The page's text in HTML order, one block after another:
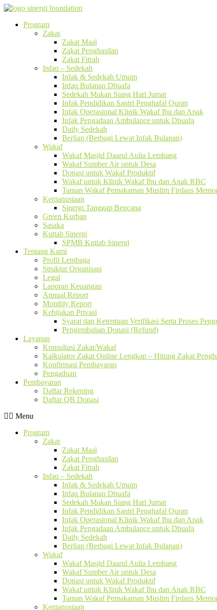
Program
Zakat
Zakat Maal
Zakat Penghasilan
Zakat Fitrah
Infaq – Sedekah
Infak & Sedekah Umum
Infaq Bulanan Dhuafa
Sedekah Makan Siang Hari Jumat
Infak Pendidikan Santri Penghafal Quran
Infak Operasional Klinik Wakaf Ibu dan Anak
Infak Pengadaan Ambulance untuk Dhuafa
Daily Sedekah
Berlian (Berbagi Lewat Infak Bulanan)
Wakaf
Wakaf Masjid Daarul Aulia Lembang
Wakaf Sumber Air untuk Desa
Donasi untuk Wakaf Produktif
Wakaf untuk Klinik Wakaf Ibu dan Anak RBC
Taman Wakaf Pemakaman Muslim Firdaus
Kemanusiaan
Sinergi Tanggap Bencana
Green Kurban
Sasaka
Kuttab Sinergi
SPMB Kuttab Sinergi
Tentang Kami
Profil Lembaga
Struktur Organisasi
Legal
Laporan Keuangan
Annual Report
Monthly Report
Kebijakan Privasi
Syarat dan Ketentuan Verifikasi Serta Proses
Pengembalian Donasi (Refund)
Layanan
Konsultasi Zakat/Wakaf
Kalkulator Zakat Online Lengkap – Hitung Zakat
Konfirmasi Pembayaran
Pengaduan
Pembayaran
Daftar Rekening
Daftar QR Donasi
Menu
Program
Zakat
Zakat Maal
Zakat Penghasilan
Zakat Fitrah
Infaq – Sedekah
Infak & Sedekah Umum
Infaq Bulanan Dhuafa
Sedekah Makan Siang Hari Jumat
Infak Pendidikan Santri Penghafal Quran
Infak Operasional Klinik Wakaf Ibu dan Anak
Infak Pengadaan Ambulance untuk Dhuafa
Daily Sedekah
Berlian (Berbagi Lewat Infak Bulanan)
Wakaf
Wakaf Masjid Daarul Aulia Lembang
Wakaf Sumber Air untuk Desa
Donasi untuk Wakaf Produktif
Wakaf untuk Klinik Wakaf Ibu dan Anak RBC
Taman Wakaf Pemakaman Muslim Firdaus
Kemanusiaan